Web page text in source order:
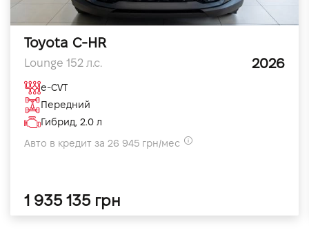
Toyota C-HR
Lounge 152 л.с. 2026
e-CVT
Передний
Гибрид, 2.0 л
Авто в кредит за 26 945 грн/мес
1 935 135 грн